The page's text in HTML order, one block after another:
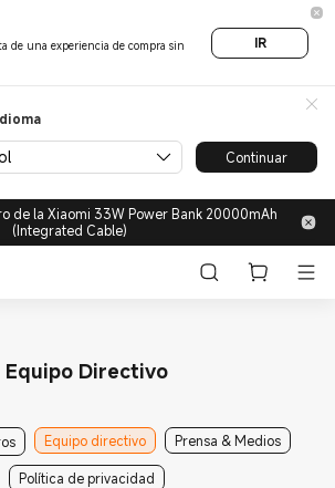
de una experiencia de compra sin
IR
Continuar
de la Xiaomi 33W Power Bank 20000mAh
(Integrated Cable)
Equipo Directivo
Equipo directivo Prensa & Medios
Política de privacidad